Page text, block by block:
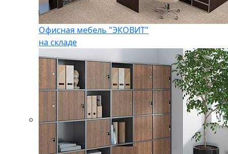
Офисная мебель "ЭКОВИТ"
на складе